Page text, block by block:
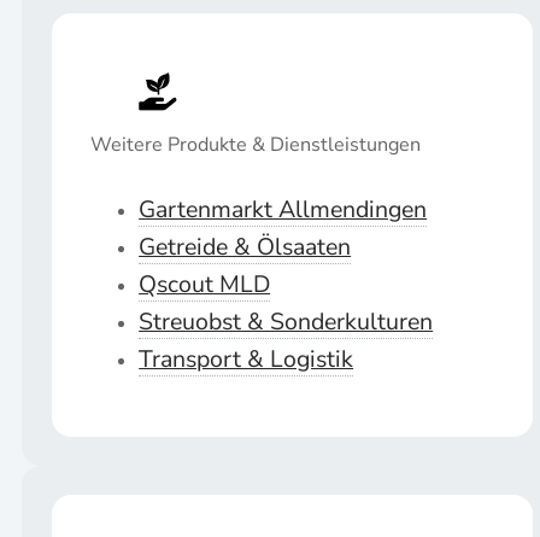
Weitere Produkte & Dienstleistungen
Gartenmarkt Allmendingen
Getreide & Ölsaaten
Qscout MLD
Streuobst & Sonderkulturen
Transport & Logistik